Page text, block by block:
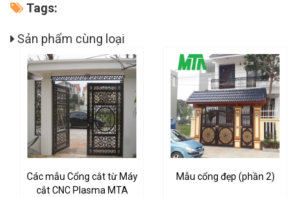
Tags:
Sản phẩm cùng loại
Các mẫu Cổng cắt từ Máy
cắt CNC Plasma MTA
Mẫu cổng đẹp (phần 2)